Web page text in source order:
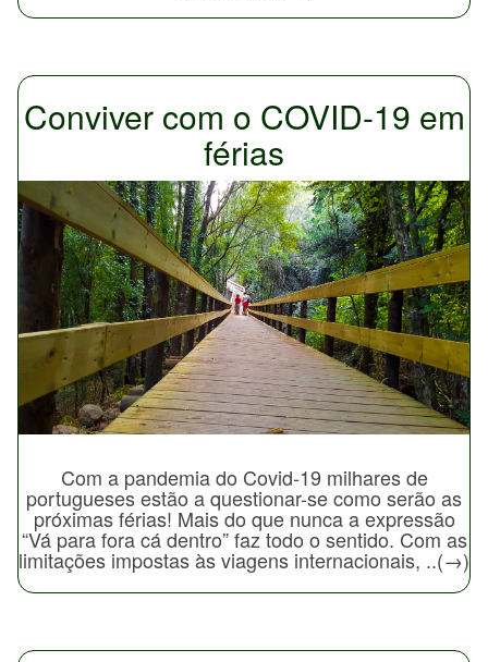
Conviver com o COVID-19 em
férias
Com a pandemia do Covid-19 milhares de
portugueses estão a questionar-se como serão as
próximas férias! Mais do que nunca a expressão
“Vá para fora cá dentro” faz todo o sentido. Com as
limitações impostas às viagens internacionais, ..(→)